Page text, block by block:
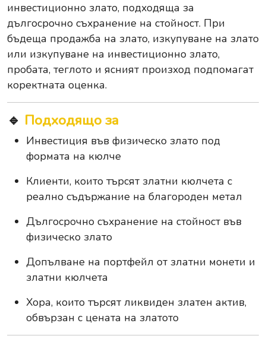
инвестиционно злато, подходяща за
дългосрочно съхранение на стойност. При
бъдеща продажба на злато, изкупуване на злато
или изкупуване на инвестиционно злато,
пробата, теглото и ясният произход подпомагат
коректната оценка.
🔹 Подходящо за
Инвестиция във физическо злато под
формата на кюлче
Клиенти, които търсят златни кюлчета с
реално съдържание на благороден метал
Дългосрочно съхранение на стойност във
физическо злато
Допълване на портфейл от златни монети и
златни кюлчета
Хора, които търсят ликвиден златен актив,
обвързан с цената на златото